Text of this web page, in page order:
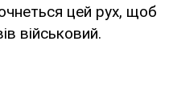
цей рух, щоб
військовий.